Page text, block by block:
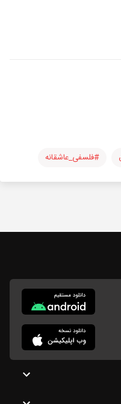
#فلسفی_عاشقانه